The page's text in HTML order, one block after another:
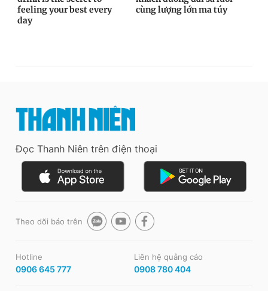
Đọc Thanh Niên trên điện thoại
Theo dõi báo trên
Hotline
0906 645 777
Liên hệ quảng cáo
0908 780 404